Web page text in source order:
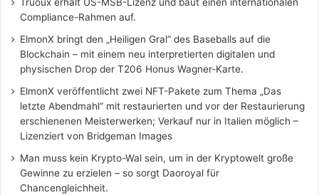
Truoux erhält US-MSB-Lizenz und baut einen internationalen
Compliance-Rahmen auf.
ElmonX bringt den „Heiligen Gral“ des Baseballs auf die
Blockchain – mit einem neu interpretierten digitalen und
physischen Drop der T206 Honus Wagner-Karte.
ElmonX veröffentlicht zwei NFT-Pakete zum Thema „Das
letzte Abendmahl“ mit restaurierten und vor der Restaurierung
erschienenen Meisterwerken; Verkauf nur in Italien möglich –
Lizenziert von Bridgeman Images
Man muss kein Krypto-Wal sein, um in der Kryptowelt große
Gewinne zu erzielen – so sorgt Daoroyal für
Chancengleichheit.